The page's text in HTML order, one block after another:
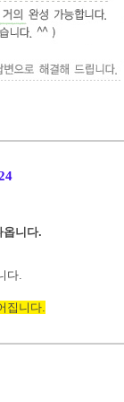
옵니다.
다.
집니다.